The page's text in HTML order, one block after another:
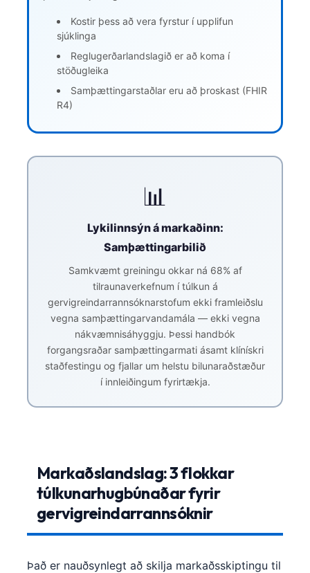
Kostir þess að vera fyrstur í upplifun
sjúklinga
Reglugerðarlandslagið er að koma í
stöðugleika
Samþættingarstaðlar eru að þroskast (FHIR
R4)
📊
Lykilinnsýn á markaðinn:
Samþættingarbilið
Samkvæmt greiningu okkar ná 68% af
tilraunaverkefnum í túlkun á
gervigreindarrannsóknarstofum ekki framleiðslu
vegna samþættingarvandamála — ekki vegna
nákvæmnisáhyggju. Þessi handbók
forgangsraðar samþættingarmati ásamt klínískri
staðfestingu og fjallar um helstu bilunaraðstæður
í innleiðingum fyrirtækja.
Markaðslandslag: 3 flokkar
túlkunarhugbúnaðar fyrir
gervigreindarrannsóknir
Það er nauðsynlegt að skilja markaðsskiptingu til